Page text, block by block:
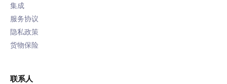
集成
服务协议
隐私政策
货物保险
联系人